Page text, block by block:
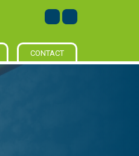
CONTACT